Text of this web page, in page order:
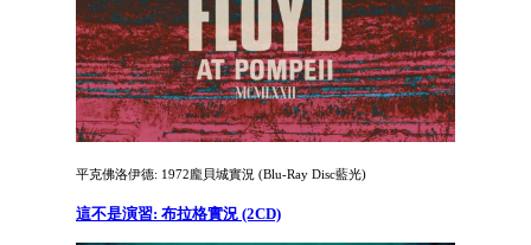
平克佛洛伊德: 1972龐貝城實況 (Blu-Ray Disc藍光)
這不是演習: 布拉格實況 (2CD)